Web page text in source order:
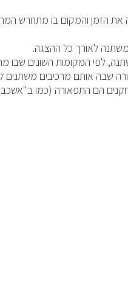
את הזמן והמקום בו מתחרש
לאורך כל ההצגה.
לפי המקומות השונים שבו
שבה אותם מרכיבים משתנים
הם התפאורה (כמו